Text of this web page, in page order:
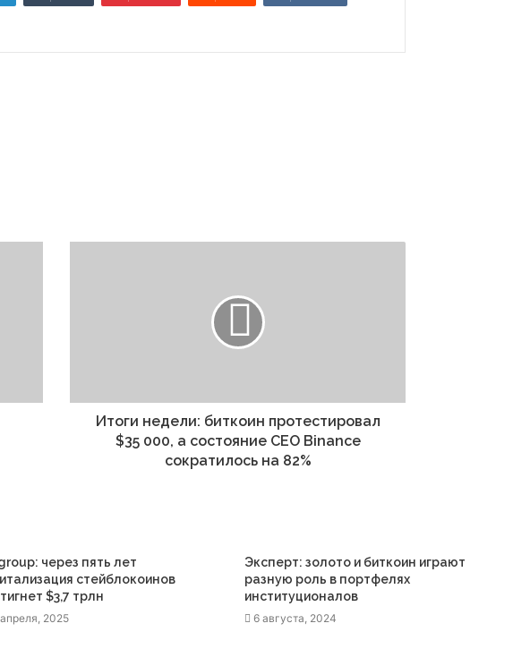
Итоги недели: биткоин протестировал
$35 000, а состояние CEO Binance
сократилось на 82%
через пять лет
стейблокоинов
$3,7 трлн
2025
Эксперт: золото и биткоин играют
разную роль в портфелях
институционалов
6 августа, 2024